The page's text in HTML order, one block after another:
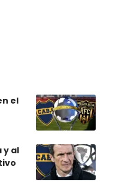
el
y al